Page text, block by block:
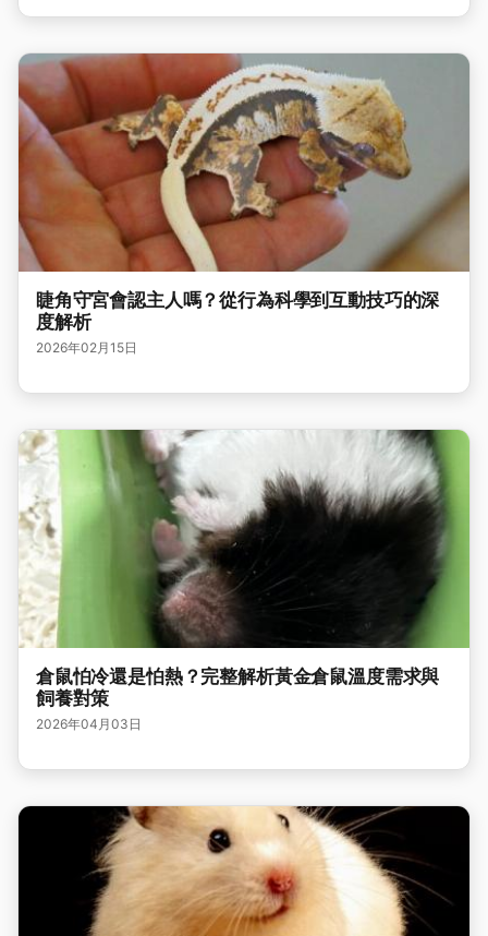
睫角守宮會認主人嗎？從行為科學到互動技巧的深
度解析
2026年02月15日
倉鼠怕冷還是怕熱？完整解析黃金倉鼠溫度需求與
飼養對策
2026年04月03日